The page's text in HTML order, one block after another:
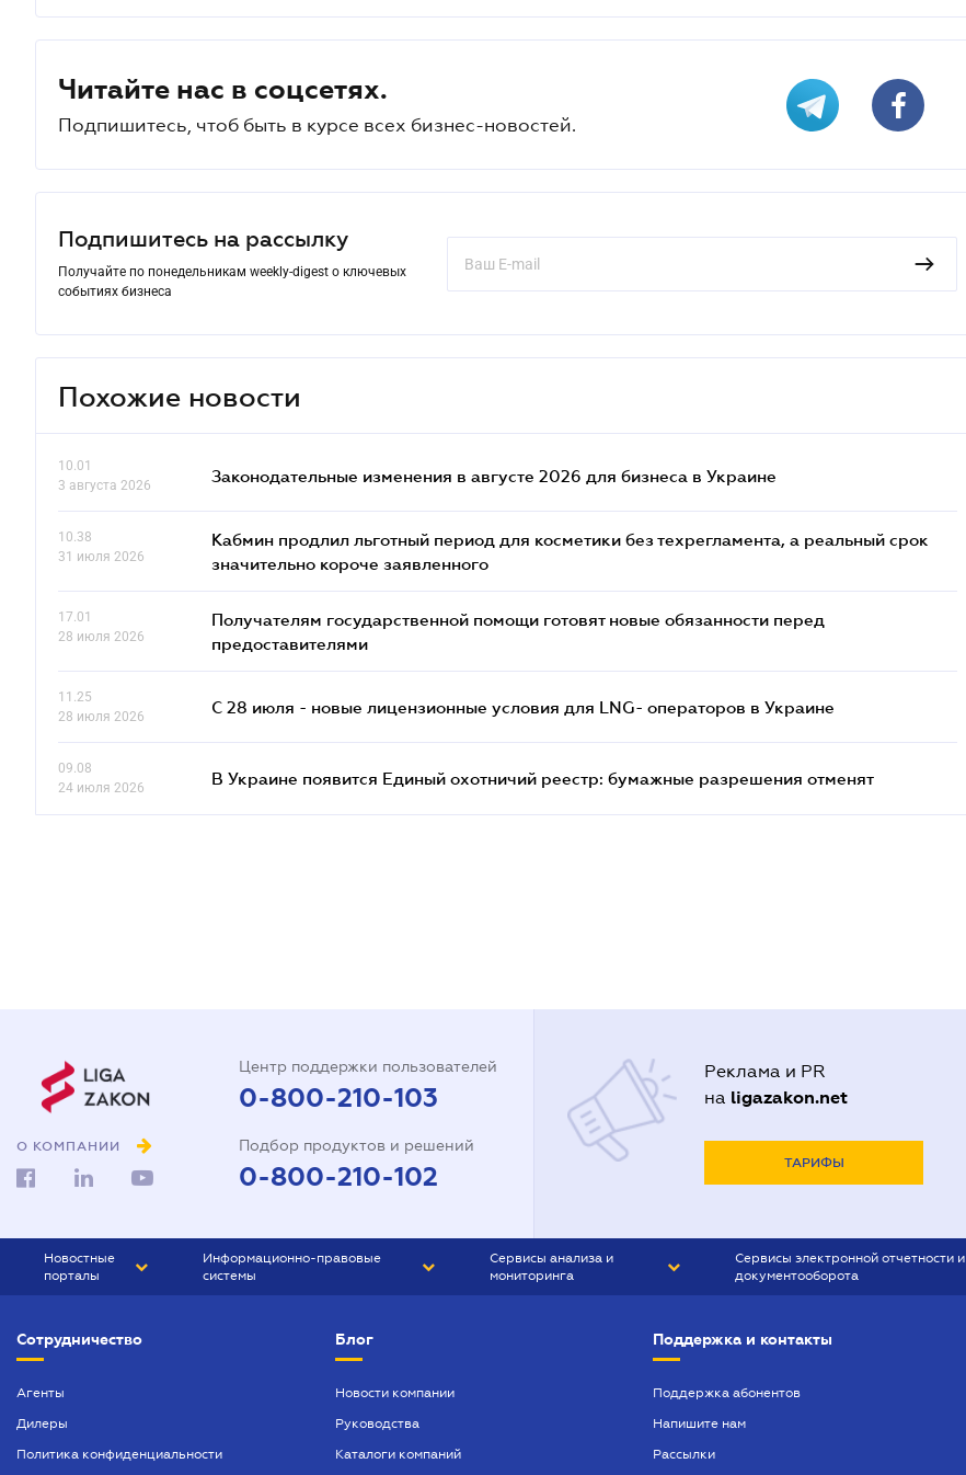
Читайте нас в соцсетях.
Подпишитесь, чтоб быть в курсе всех бизнес-новостей.
Подпишитесь на рассылку
Получайте по понедельникам weekly-digest о ключевых
событиях бизнеса
Похожие новости
10.01
3 августа 2026
Законодательные изменения в августе 2026 для бизнеса в Украине
10.38
31 июля 2026
Кабмин продлил льготный период для косметики без техрегламента, а реальный срок
значительно короче заявленного
17.01
28 июля 2026
Получателям государственной помощи готовят новые обязанности перед
предоставителями
11.25
28 июля 2026
С 28 июля - новые лицензионные условия для LNG- операторов в Украине
09.08
24 июля 2026
В Украине появится Единый охотничий реестр: бумажные разрешения отменят
О КОМПАНИИ
Центр поддержки пользователей
0-800-210-103
Подбор продуктов и решений
0-800-210-102
Реклама и PR
на ligazakon.net
ТАРИФЫ
Новостные
порталы
БИЗНЕС
Информационно-правовые
системы
БУХГАЛТЕР ПРОФ
ЮРИСТ ПРОФ
Сервисы анализа и
мониторинга
Сервисы электронной отчетности и
документооборота
Сотрудничество
Агенты
Дилеры
Политика конфиденциальности
Блог
Новости компании
Руководства
Каталоги компаний
Поддержка и контакты
Поддержка абонентов
Напишите нам
Рассылки